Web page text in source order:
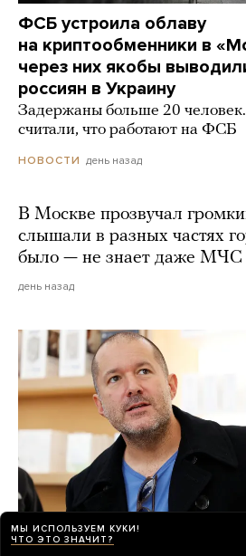
ФСБ устроила облаву
на криптообменники в
через них якобы
россиян в Украину
Задержаны больше 20
считали, что работают на ФСБ
НОВОСТИ день назад
В Москве прозвучал
слышали в разных частях
было — не знает даже МЧС
день назад
МЫ ИСПОЛЬЗУЕМ КУКИ!
ЧТО ЭТО ЗНАЧИТ?